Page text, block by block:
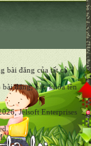
bài đăng của tất cả
đăng, hay khóa tên
Jelsoft Enterprises